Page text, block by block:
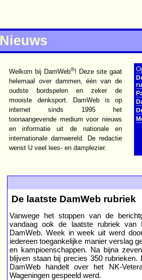
Nieuws
Welkom bij DamWeb®! Deze site gaat
helemaal over dammen, één van de
oudste bordspelen en zeker de
mooiste denksport. DamWeb is op
internet sinds 1995 het
toonaangevende medium voor nieuws
en informatie uit de nationale en
internationale damwereld. De redactie
wenst U veel lees- en damplezier.
De laatste DamWeb rubriek
Vanwege het stoppen van de
vandaag ook de laatste rubriek van
DamWeb. Week in week uit werd
iedereen toegankelijke manier verslag
en kampioenschappen. Na bijna
blijven staan bij precies 350 rubrieken.
DamWeb handelt over het NK-
Wageningen gespeeld werd.